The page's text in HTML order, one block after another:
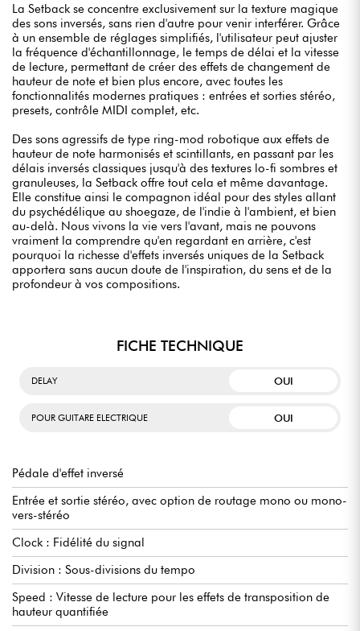
La Setback se concentre exclusivement sur la texture magique
des sons inversés, sans rien d'autre pour venir interférer. Grâce
à un ensemble de réglages simplifiés, l'utilisateur peut ajuster
la fréquence d'échantillonnage, le temps de délai et la vitesse
de lecture, permettant de créer des effets de changement de
hauteur de note et bien plus encore, avec toutes les
fonctionnalités modernes pratiques : entrées et sorties stéréo,
presets, contrôle MIDI complet, etc.
Des sons agressifs de type ring-mod robotique aux effets de
hauteur de note harmonisés et scintillants, en passant par les
délais inversés classiques jusqu'à des textures lo-fi sombres et
granuleuses, la Setback offre tout cela et même davantage.
Elle constitue ainsi le compagnon idéal pour des styles allant
du psychédélique au shoegaze, de l'indie à l'ambient, et bien
au-delà. Nous vivons la vie vers l'avant, mais ne pouvons
vraiment la comprendre qu'en regardant en arrière, c'est
pourquoi la richesse d'effets inversés uniques de la Setback
apportera sans aucun doute de l'inspiration, du sens et de la
profondeur à vos compositions.
FICHE TECHNIQUE
DELAY OUI
POUR GUITARE ELECTRIQUE OUI
Pédale d'effet inversé
Entrée et sortie stéréo, avec option de routage mono ou mono-
vers-stéréo
Clock : Fidélité du signal
Division : Sous-divisions du tempo
Speed : Vitesse de lecture pour les effets de transposition de
hauteur quantifiée